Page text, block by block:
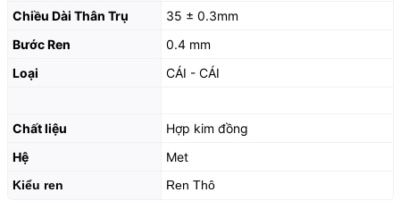
Chiều Dài Thân Trụ
35 ± 0.3mm
Bước Ren
0.4 mm
Loại
CÁI - CÁI
Chất liệu
Hợp kim đồng
Hệ
Met
Kiểu ren Ren Thô